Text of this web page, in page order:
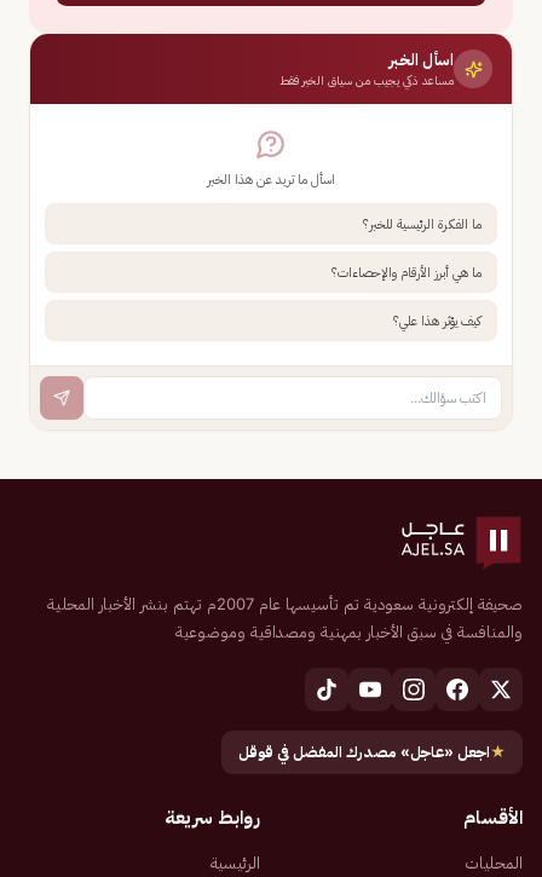
اسأل الخبر
مساعد ذكي يجيب من سياق الخبر فقط
اسأل ما تريد عن هذا الخبر
ما الفكرة الرئيسية للخبر؟
ما هي أبرز الأرقام والإحصاءات؟
كيف يؤثر هذا علي؟
صحيفة إلكترونية سعودية تم تأسيسها عام 2007م تهتم بنشر الأخبار المحلية
والمنافسة في سبق الأخبار بمهنية ومصداقية وموضوعية
★اجعل «عاجل» مصدرك المفضل في قوقل
الأقسام
المحليات
روابط سريعة
الرئيسية